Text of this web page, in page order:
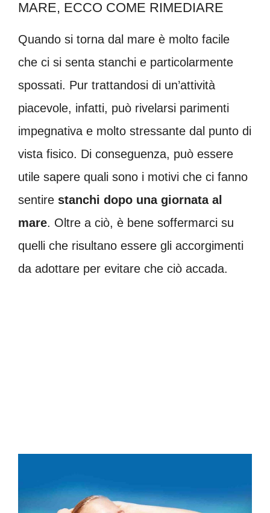
MARE, ECCO COME RIMEDIARE
Quando si torna dal mare è molto facile
che ci si senta stanchi e particolarmente
spossati. Pur trattandosi di un’attività
piacevole, infatti, può rivelarsi parimenti
impegnativa e molto stressante dal punto di
vista fisico. Di conseguenza, può essere
utile sapere quali sono i motivi che ci fanno
sentire stanchi dopo una giornata al
mare. Oltre a ciò, è bene soffermarci su
quelli che risultano essere gli accorgimenti
da adottare per evitare che ciò accada.